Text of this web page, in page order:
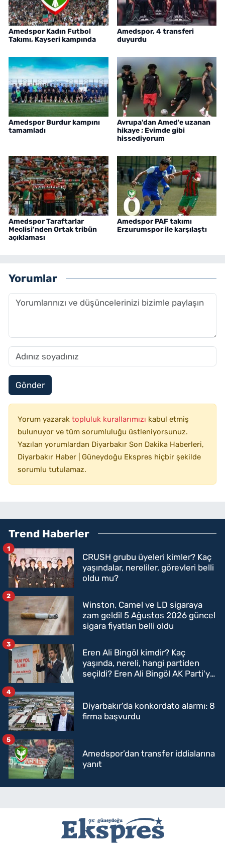
Amedspor Kadın Futbol
Takımı, Kayseri kampında
Amedspor, 4 transferi
duyurdu
Amedspor Burdur kampını
tamamladı
Avrupa'dan Amed'e uzanan
hikaye ; Evimde gibi
hissediyorum
Amedspor Taraftarlar
Meclisi’nden Ortak tribün
açıklaması
Amedspor PAF takımı
Erzurumspor ile karşılaştı
Yorumlar
Gönder
Yorum yazarak topluluk kurallarımızı kabul etmiş
bulunuyor ve tüm sorumluluğu üstleniyorsunuz.
Yazılan yorumlardan Diyarbakır Son Dakika Haberleri,
Diyarbakır Haber | Güneydoğu Ekspres hiçbir şekilde
sorumlu tutulamaz.
Trend Haberler
CRUSH grubu üyeleri kimler? Kaç
yaşındalar, nereliler, görevleri belli
oldu mu?
1
Winston, Camel ve LD sigaraya
zam geldi! 5 Ağustos 2026 güncel
sigara fiyatları belli oldu
2
Eren Ali Bingöl kimdir? Kaç
yaşında, nereli, hangi partiden
seçildi? Eren Ali Bingöl AK Parti'ye
3
Diyarbakır'da konkordato alarmı: 8
firma başvurdu
4
Amedspor’dan transfer iddialarına
yanıt
5